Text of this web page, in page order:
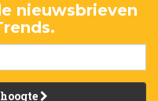
nieuwsbrieven